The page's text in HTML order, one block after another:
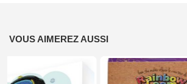
VOUS AIMEREZ AUSSI